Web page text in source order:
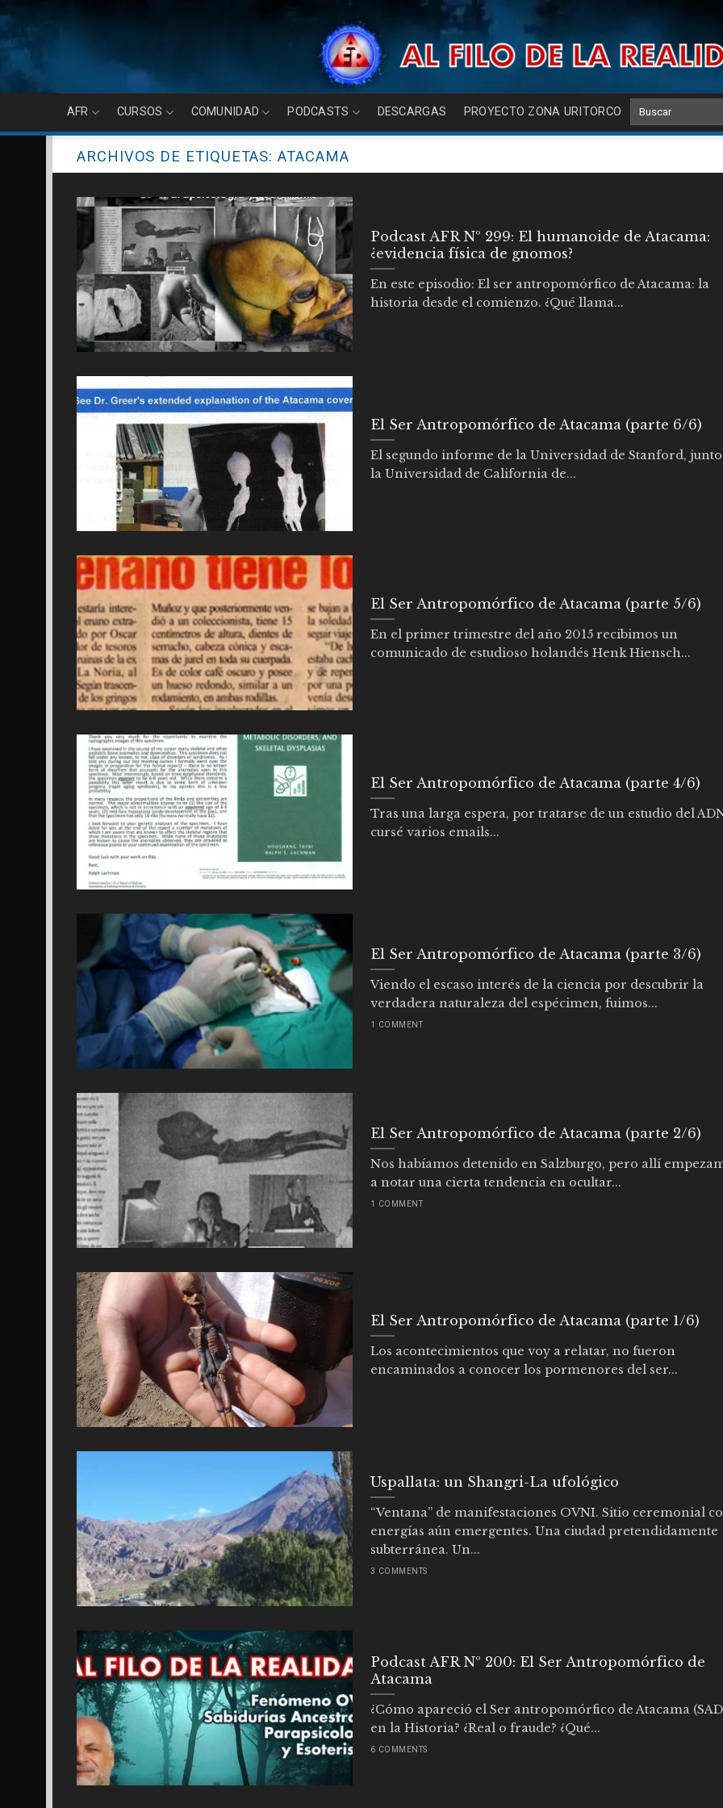
content
AFR CURSOS COMUNIDAD PODCASTS DESCARGAS PROYECTO ZONA URITORCO
ARCHIVOS DE ETIQUETAS:ATACAMA
Podcast AFR Nº 299: El humanoide de Atacama:
¿evidencia física de gnomos?
En este episodio: El ser antropomórfico de Atacama: la
historia desde el comienzo. ¿Qué llama...
El Ser Antropomórfico de Atacama (parte 6/6)
El segundo informe de la Universidad de Stanford,
la Universidad de California de...
El Ser Antropomórfico de Atacama (parte 5/6)
En el primer trimestre del año 2015 recibimos un
comunicado de estudioso holandés Henk Hiensch...
El Ser Antropomórfico de Atacama (parte 4/6)
Tras una larga espera, por tratarse de un estudio del
cursé varios emails...
El Ser Antropomórfico de Atacama (parte 3/6)
Viendo el escaso interés de la ciencia por descubrir la
verdadera naturaleza del espécimen, fuimos...
1 COMMENT
El Ser Antropomórfico de Atacama (parte 2/6)
Nos habíamos detenido en Salzburgo, pero allí
a notar una cierta tendencia en ocultar...
1 COMMENT
El Ser Antropomórfico de Atacama (parte 1/6)
Los acontecimientos que voy a relatar, no fueron
encaminados a conocer los pormenores del ser...
Uspallata: un Shangri-La ufológico
“Ventana” de manifestaciones OVNI. Sitio ceremonial
energías aún emergentes. Una ciudad pretendidamente
subterránea. Un...
3 COMMENTS
Podcast AFR Nº 200: El Ser Antropomórfico de
Atacama
¿Cómo apareció el Ser antropomórfico de Atacama
en la Historia? ¿Real o fraude? ¿Qué...
6 COMMENTS